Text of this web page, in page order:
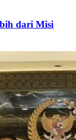
dari Misi